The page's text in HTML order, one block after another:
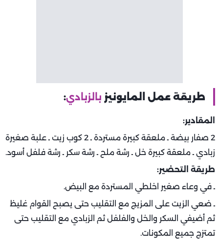
طريقة عمل المايونيز بالزبادي:
المقادير:
2 صفار بيضة ـ ملعقة كبيرة مستردة ـ 2 كوب زيت ـ علبة صغيرة
زبادي ـ ملعقة كبيرة خل ـ رشة ملح ـ رشة سكر ـ رشة فلفل أسود.
طريقة التحضير:
ـ في وعاء صغير اخلطي المستردة مع البيض.
ـ ضعي الزيت على المزيج مع التقليب حتى يصبح القوام غليظ
ثم أضيفي السكر والخل والفلفل ثم الزبادي مع التقليب حتى
تمتزج جميع المكونات.